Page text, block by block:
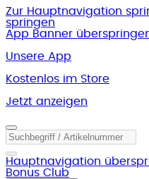
Zur Hauptnavigation
springen
App Banner
Unsere App
Kostenlos im Store
Jetzt anzeigen
Hauptnavigation
Bonus Club